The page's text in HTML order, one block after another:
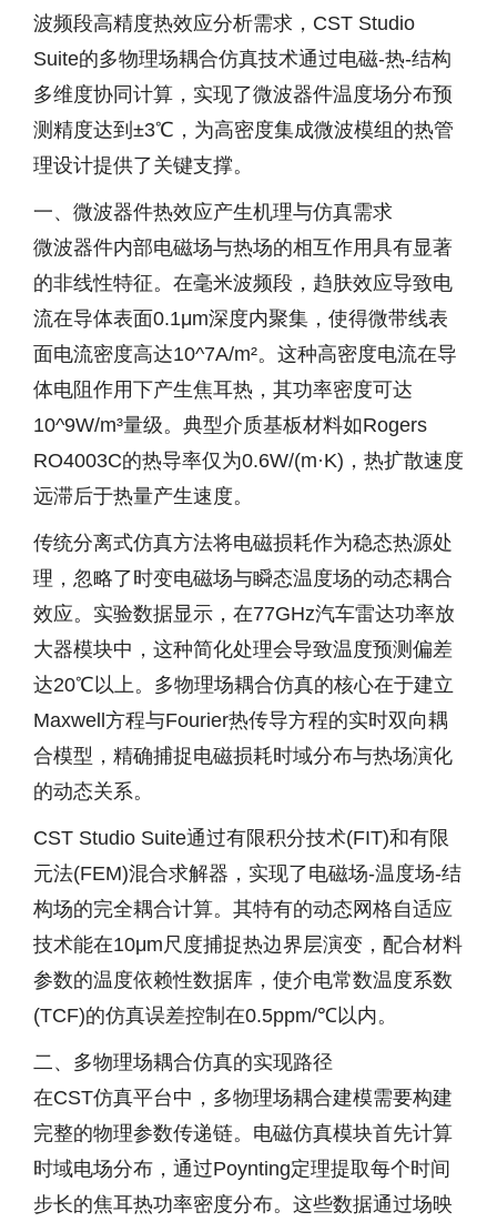
波频段高精度热效应分析需求，CST Studio
Suite的多物理场耦合仿真技术通过电磁-热-结构
多维度协同计算，实现了微波器件温度场分布预
测精度达到±3℃，为高密度集成微波模组的热管
理设计提供了关键支撑。
一、微波器件热效应产生机理与仿真需求
微波器件内部电磁场与热场的相互作用具有显著
的非线性特征。在毫米波频段，趋肤效应导致电
流在导体表面0.1μm深度内聚集，使得微带线表
面电流密度高达10^7A/m²。这种高密度电流在导
体电阻作用下产生焦耳热，其功率密度可达
10^9W/m³量级。典型介质基板材料如Rogers
RO4003C的热导率仅为0.6W/(m·K)，热扩散速度
远滞后于热量产生速度。
传统分离式仿真方法将电磁损耗作为稳态热源处
理，忽略了时变电磁场与瞬态温度场的动态耦合
效应。实验数据显示，在77GHz汽车雷达功率放
大器模块中，这种简化处理会导致温度预测偏差
达20℃以上。多物理场耦合仿真的核心在于建立
Maxwell方程与Fourier热传导方程的实时双向耦
合模型，精确捕捉电磁损耗时域分布与热场演化
的动态关系。
CST Studio Suite通过有限积分技术(FIT)和有限
元法(FEM)混合求解器，实现了电磁场-温度场-结
构场的完全耦合计算。其特有的动态网格自适应
技术能在10μm尺度捕捉热边界层演变，配合材料
参数的温度依赖性数据库，使介电常数温度系数
(TCF)的仿真误差控制在0.5ppm/℃以内。
二、多物理场耦合仿真的实现路径
在CST仿真平台中，多物理场耦合建模需要构建
完整的物理参数传递链。电磁仿真模块首先计算
时域电场分布，通过Poynting定理提取每个时间
步长的焦耳热功率密度分布。这些数据通过场映